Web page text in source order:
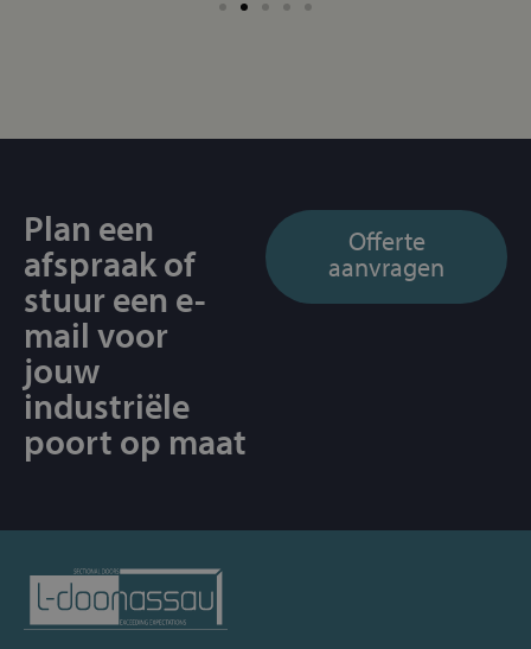
Plan een
afspraak of
stuur een e-
mail voor
jouw
industriële
poort op maat
Offerte
aanvragen